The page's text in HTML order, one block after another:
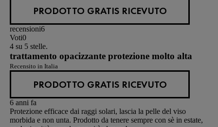
PRODOTTO GRATIS RICEVUTO
recensioni6
Voti0
4 su 5 stelle.
trattamento opacizzante protezione molto alta
Recensito in Italia
PRODOTTO GRATIS RICEVUTO
6 anni fa
Protezione efficace dai raggi solari, lascia la pelle del viso
morbida e non unta. Prodotto da tenere sempre con sè in estate,